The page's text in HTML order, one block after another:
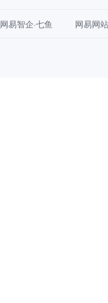
网易智企·七鱼 网易网